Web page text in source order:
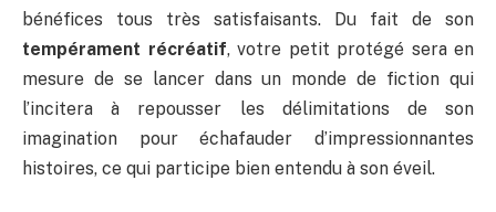
bénéfices tous très satisfaisants. Du fait de son
tempérament récréatif, votre petit protégé sera en
mesure de se lancer dans un monde de fiction qui
l’incitera à repousser les délimitations de son
imagination pour échafauder d’impressionnantes
histoires, ce qui participe bien entendu à son éveil.